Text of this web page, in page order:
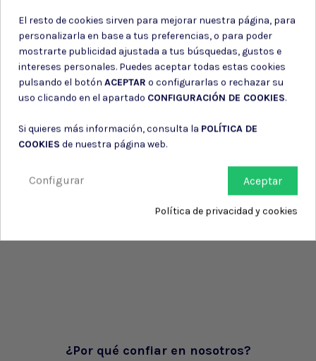
¿Por qué confiar en nosotros?
El resto de cookies sirven para mejorar nuestra página, para
personalizarla en base a tus preferencias, o para poder
mostrarte publicidad ajustada a tus búsquedas, gustos e
intereses personales. Puedes aceptar todas estas cookies
pulsando el botón ACEPTAR o configurarlas o rechazar su
uso clicando en el apartado CONFIGURACIÓN DE COOKIES.
Si quieres más información, consulta la POLÍTICA DE
COOKIES de nuestra página web.
Aceptar
Configurar
Política de privacidad y cookies